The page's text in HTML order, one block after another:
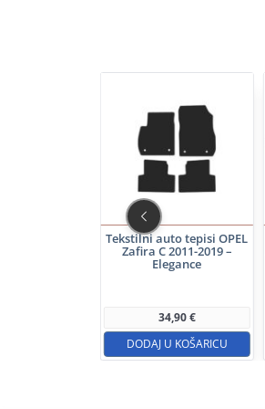
Tekstilni auto tepisi OPEL
Zafira C 2011-2019 –
Elegance
34,90€
DODAJ U KOŠARICU